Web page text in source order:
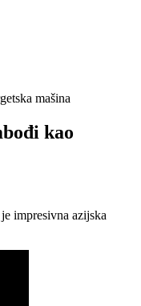
kao
impresivna azijska